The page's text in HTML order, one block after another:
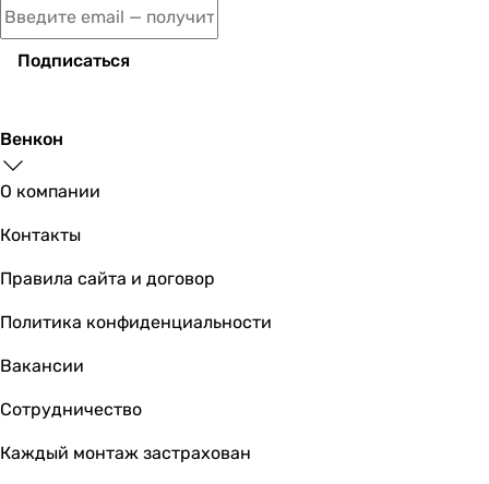
Подписаться
Венкон
О компании
Контакты
Правила сайта и договор
Политика конфиденциальности
Вакансии
Сотрудничество
Каждый монтаж застрахован